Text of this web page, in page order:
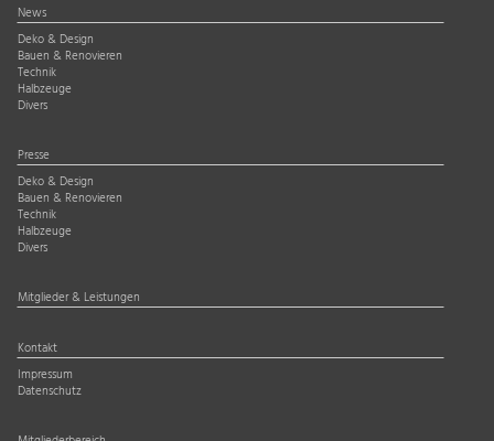
News
Deko & Design
Bauen & Renovieren
Technik
Halbzeuge
Divers
Presse
Deko & Design
Bauen & Renovieren
Technik
Halbzeuge
Divers
Mitglieder & Leistungen
Kontakt
Impressum
Datenschutz